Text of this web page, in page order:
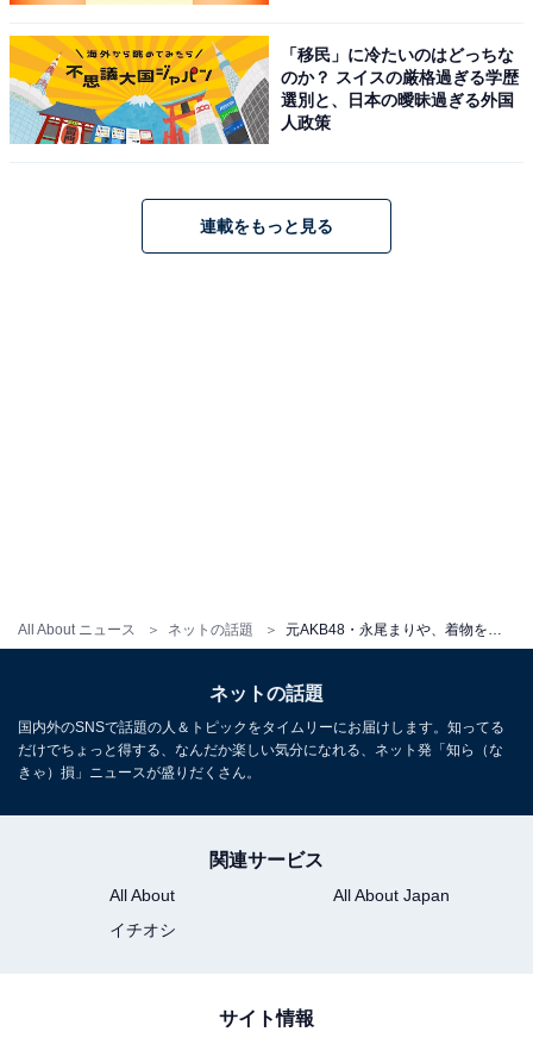
All About ニュース ネットの話題
「移民」に冷たいのはどっちな
のか？ スイスの厳格過ぎる学歴
選別と、日本の曖昧過ぎる外国
人政策
連載をもっと見る
ネットの話題
国内外のSNSで話題の人＆トピックをタイムリーにお届けします。知ってる
だけでちょっと得する、なんだか楽しい気分になれる、ネット発「知ら（な
きゃ）損」ニュースが盛りだくさん。
関連サービス
All About
All About Japan
イチオシ
サイト情報